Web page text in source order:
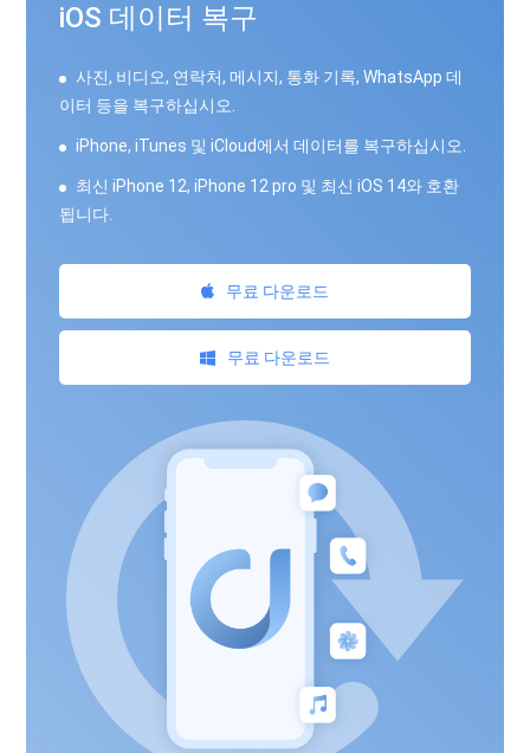
iOS 데이터 복구
사진, 비디오, 연락처, 메시지, 통화 기록, WhatsApp 데
이터 등을 복구하십시오.
iPhone, iTunes 및 iCloud에서 데이터를 복구하십시오.
최신 iPhone 12, iPhone 12 pro 및 최신 iOS 14와 호환
됩니다.
무료 다운로드
무료 다운로드